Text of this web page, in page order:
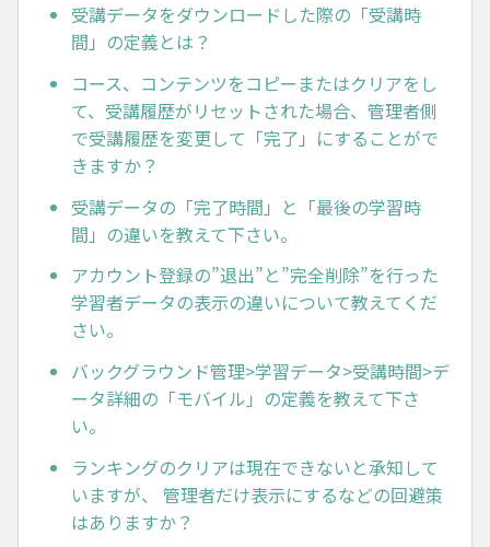
受講データをダウンロードした際の「受講時
間」の定義とは？
コース、コンテンツをコピーまたはクリアをし
て、受講履歴がリセットされた場合、管理者側
で受講履歴を変更して「完了」にすることがで
きますか？
受講データの「完了時間」と「最後の学習時
間」の違いを教えて下さい。
アカウント登録の”退出”と”完全削除”を行った
学習者データの表示の違いについて教えてくだ
さい。
バックグラウンド管理>学習データ>受講時間>デ
ータ詳細の「モバイル」の定義を教えて下さ
い。
ランキングのクリアは現在できないと承知して
いますが、 管理者だけ表示にするなどの回避策
はありますか？